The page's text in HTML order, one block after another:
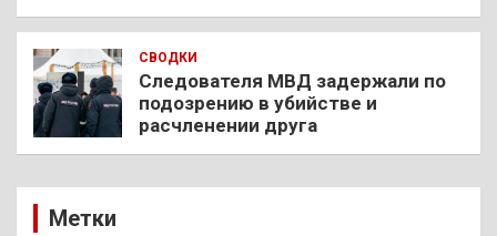
СВОДКИ
Следователя МВД задержали по
подозрению в убийстве и
расчленении друга
Метки